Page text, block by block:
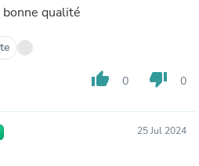
qualité
thumb_up 0 thumb_down 0
25 Jul 2024